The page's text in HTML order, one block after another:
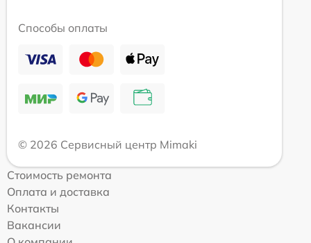
Способы оплаты
© 2026 Сервисный центр Mimaki
Стоимость ремонта
Оплата и доставка
Контакты
Вакансии